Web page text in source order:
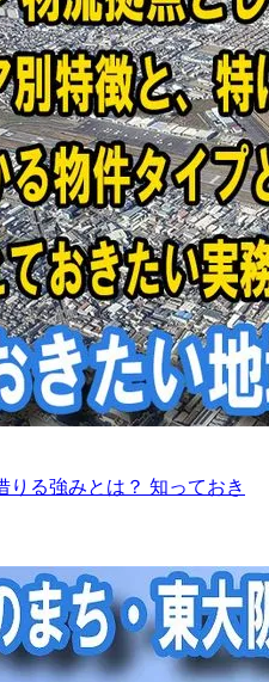
る強みとは？ 知っておき